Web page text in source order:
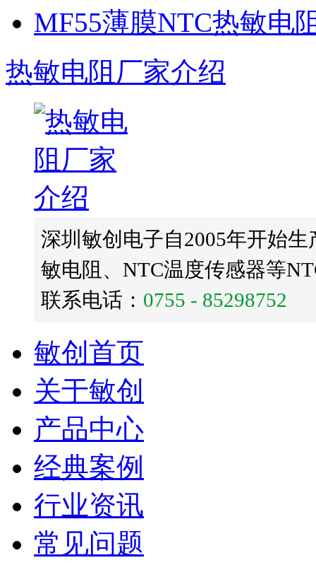
MF55薄膜NTC热敏电
热敏电阻厂家介绍
深圳敏创电子自2005年开始
敏电阻、NTC温度传感器等
联系电话： 0755 - 85298752
敏创首页
关于敏创
产品中心
经典案例
行业资讯
常见问题